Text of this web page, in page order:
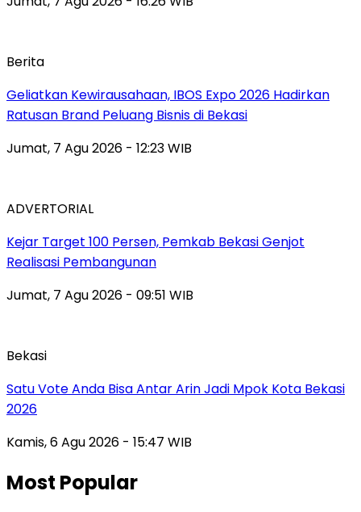
Berita
‎Geliatkan Kewirausahaan, IBOS Expo 2026 Hadirkan
Ratusan Brand Peluang Bisnis di Bekasi
Jumat, 7 Agu 2026 - 12:23 WIB
ADVERTORIAL
Kejar Target 100 Persen, Pemkab Bekasi Genjot
Realisasi Pembangunan
Jumat, 7 Agu 2026 - 09:51 WIB
Bekasi
Satu Vote Anda Bisa Antar Arin Jadi Mpok Kota Bekasi
2026
Kamis, 6 Agu 2026 - 15:47 WIB
Most Popular